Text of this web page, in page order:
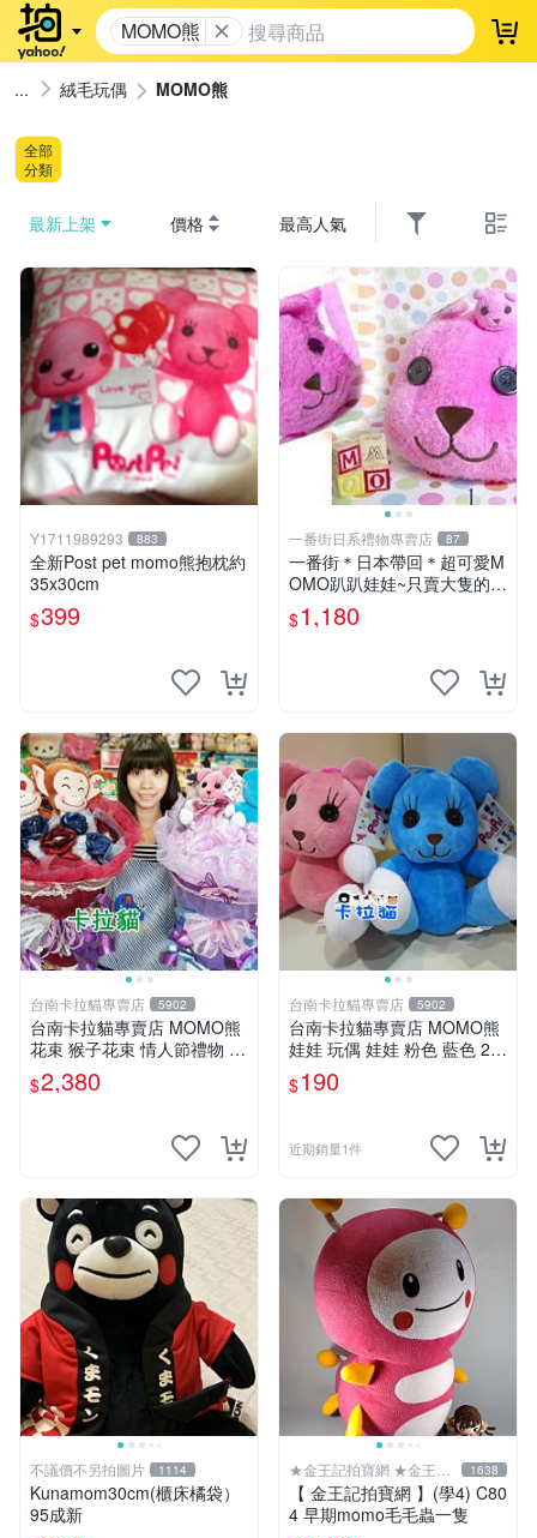
MOMO熊 登
絨毛玩偶 MOMO熊
全部
分類
最新上架 價格 最高人氣
Y1711989293 883
全新Post pet momo熊抱枕約
35x30cm
$399
一番街日系禮物專賣店 87
一番街＊日本帶回＊超可愛M
OMO趴趴娃娃~只賣大隻的1
號~單隻價～生日禮物
$1,180
台南卡拉貓專賣店 5902
台南卡拉貓專賣店 MOMO熊
花束 猴子花束 情人節禮物 二
選一 可繡字 可今天寄明天到
$2,380
台南卡拉貓專賣店 5902
台南卡拉貓專賣店 MOMO熊
娃娃 玩偶 娃娃 粉色 藍色 2色
分售
$190
近期銷量1件
不議價不另拍圖片 1114
Kunamom30cm(櫃床橘袋）
95成新
★金王記拍寶網 ★金王記
拍寶趣
1638
【 金王記拍寶網 】(學4) C80
4 早期momo毛毛蟲一隻